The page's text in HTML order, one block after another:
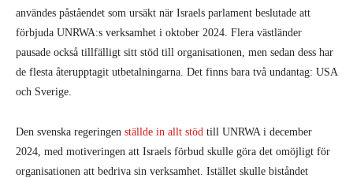
användes påståendet som ursäkt när Israels parlament beslutade att
förbjuda UNRWA:s verksamhet i oktober 2024. Flera västländer
pausade också tillfälligt sitt stöd till organisationen, men sedan dess har
de flesta återupptagit utbetalningarna. Det finns bara två undantag: USA
och Sverige.
Den svenska regeringen ställde in allt stöd till UNRWA i december
2024, med motiveringen att Israels förbud skulle göra det omöjligt för
organisationen att bedriva sin verksamhet. Istället skulle biståndet